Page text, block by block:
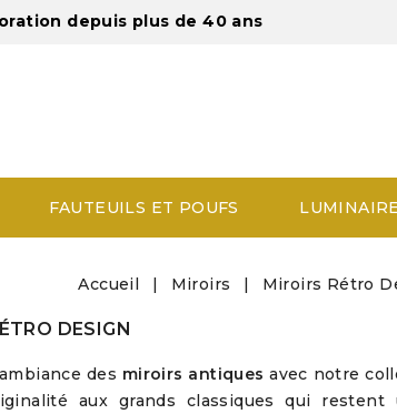
depuis plus de 40 ans
FAUTEUILS ET POUFS
Accueil Miroirs Miroirs Rétro
DESIGN
des miroirs antiques avec notre
aux grands classiques qui